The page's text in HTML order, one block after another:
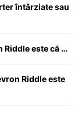
întârziate sau
Riddle este că …
Riddle este